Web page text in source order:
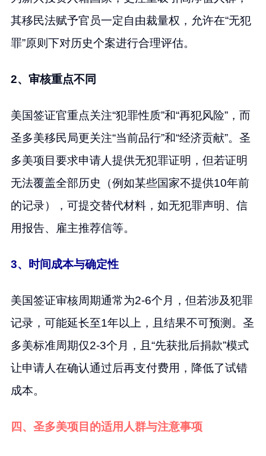
其移民法赋予官员一定自由裁量权，允许在“无犯
罪”原则下对历史个案进行合理评估。
2、审核重点不同
美国签证官重点关注“犯罪性质”和“再犯风险”，而
圣多美移民局更关注“当前品行”和“经济贡献”。圣
多美项目要求申请人提供无犯罪证明，但若证明
无法覆盖全部历史（例如某些国家不提供10年前
的记录），可提交替代材料，如无犯罪声明、信
用报告、雇主推荐信等。
3、时间成本与确定性
美国签证审核周期通常为2-6个月，但若涉及犯罪
记录，可能延长至1年以上，且结果不可预测。圣
多美标准周期仅2-3个月，且“先获批后捐款”模式
让申请人在确认通过后再支付费用，降低了试错
成本。
四、圣多美项目的适用人群与注意事项